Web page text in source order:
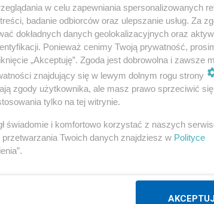
ale będzie startował na
strategię
ostro o szefie MSZ za PiS: On
w celu zapewniania spersonalizowanych
badanie odbiorców oraz ulepszanie usług. Za
dokładnych danych geolokalizacyjnych oraz
Ponieważ cenimy Twoją prywatność,
„Akceptuję”. Zgoda jest dobrowolna i zawsze
znajdujący się w lewym dolnym rogu strony
zgody użytkownika, ale masz prawo sprzeciwić się
tylko na tej witrynie.
świadomie i komfortowo korzystać z naszych
Twoich danych znajdziesz w Polityce